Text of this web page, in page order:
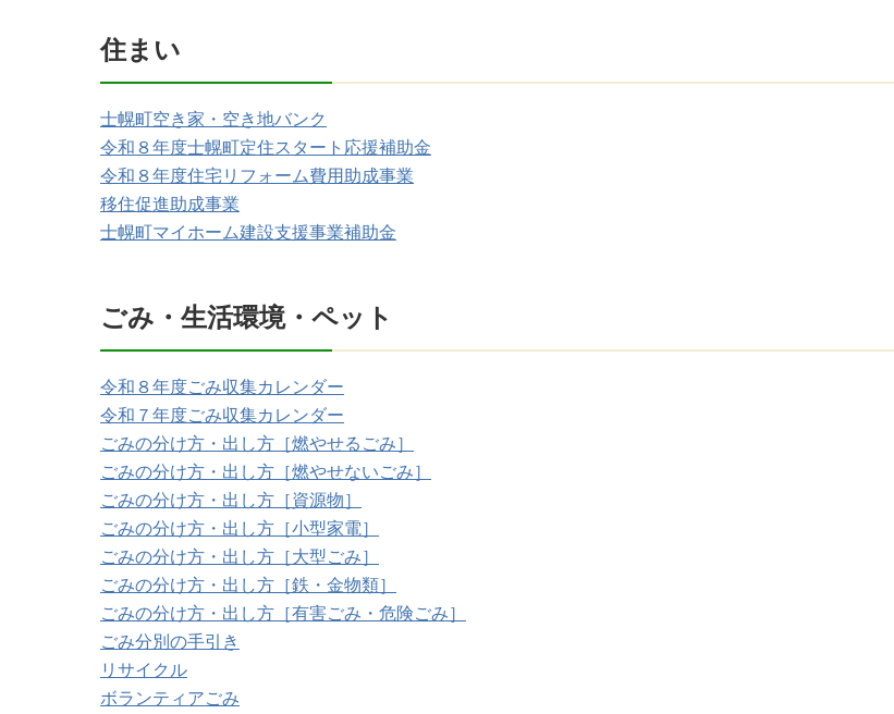
住まい
士幌町空き家・空き地バンク
令和８年度士幌町定住スタート応援補助金
令和８年度住宅リフォーム費用助成事業
移住促進助成事業
士幌町マイホーム建設支援事業補助金
ごみ・生活環境・ペット
令和８年度ごみ収集カレンダー
令和７年度ごみ収集カレンダー
ごみの分け方・出し方［燃やせるごみ］
ごみの分け方・出し方［燃やせないごみ］
ごみの分け方・出し方［資源物］
ごみの分け方・出し方［小型家電］
ごみの分け方・出し方［大型ごみ］
ごみの分け方・出し方［鉄・金物類］
ごみの分け方・出し方［有害ごみ・危険ごみ］
ごみ分別の手引き
リサイクル
ボランティアごみ